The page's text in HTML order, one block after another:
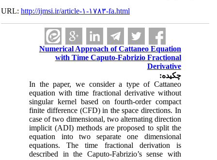
URL:http://ijmsi.ir/article-۱-۱۷۸۳-fa.html
Numerical Approach of Cattaneo Equation
with Time Caputo-Fabrizio Fractional
Derivative
چکیده:
In the paper, we consider a type of Cattaneo
equation with time fractional derivative without
singular kernel based on fourth-order compact
finite difference (CFD) in the space directions. In
case of two dimensional, two alternating direction
implicit (ADI) methods are proposed to split the
equation into two separate one dimensional
equations. The time fractional derivation is
described in the Caputo-Fabrizio’s sense with